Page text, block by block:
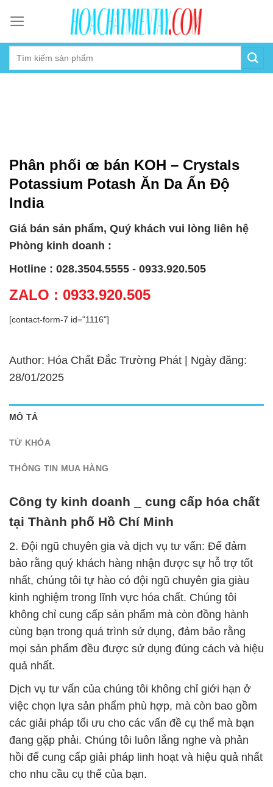
content
Phân phối œ bán KOH – Crystals
Potassium Potash Ăn Da Ấn Độ
India
Giá bán sản phẩm, Quý khách vui lòng liên hệ
Phòng kinh doanh :
Hotline : 028.3504.5555 - 0933.920.505
ZALO : 0933.920.505
[contact-form-7 id="1116"]
Author: Hóa Chất Đắc Trường Phát | Ngày đăng:
28/01/2025
MÔ TẢ
TỪ KHÓA
THÔNG TIN MUA HÀNG
Công ty kinh doanh _ cung cấp hóa chất
tại Thành phố Hồ Chí Minh
2. Đội ngũ chuyên gia và dịch vụ tư vấn: Để đảm
bảo rằng quý khách hàng nhận được sự hỗ trợ tốt
nhất, chúng tôi tự hào có đội ngũ chuyên gia giàu
kinh nghiệm trong lĩnh vực hóa chất. Chúng tôi
không chỉ cung cấp sản phẩm mà còn đồng hành
cùng bạn trong quá trình sử dụng, đảm bảo rằng
mọi sản phẩm đều được sử dụng đúng cách và hiệu
quả nhất.
Dịch vụ tư vấn của chúng tôi không chỉ giới hạn ở
việc chọn lựa sản phẩm phù hợp, mà còn bao gồm
các giải pháp tối ưu cho các vấn đề cụ thể mà bạn
đang gặp phải. Chúng tôi luôn lắng nghe và phản
hồi để cung cấp giải pháp linh hoạt và hiệu quả nhất
cho nhu cầu cụ thể của bạn.